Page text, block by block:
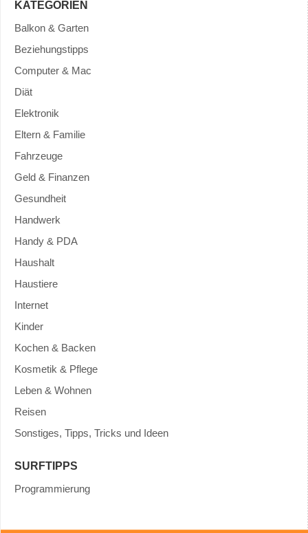
KATEGORIEN
Balkon & Garten
Beziehungstipps
Computer & Mac
Diät
Elektronik
Eltern & Familie
Fahrzeuge
Geld & Finanzen
Gesundheit
Handwerk
Handy & PDA
Haushalt
Haustiere
Internet
Kinder
Kochen & Backen
Kosmetik & Pflege
Leben & Wohnen
Reisen
Sonstiges, Tipps, Tricks und Ideen
SURFTIPPS
Programmierung